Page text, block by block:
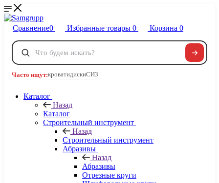
Сравнение0 Избранные товары 0 Корзина 0
Телефоны
8 800 222-40-09
Часто ищут:кроватидискиСИЗ
Каталог
Назад
Каталог
Строительный инструмент
Назад
Строительный инструмент
Абразивы
Назад
Абразивы
Отрезные круги